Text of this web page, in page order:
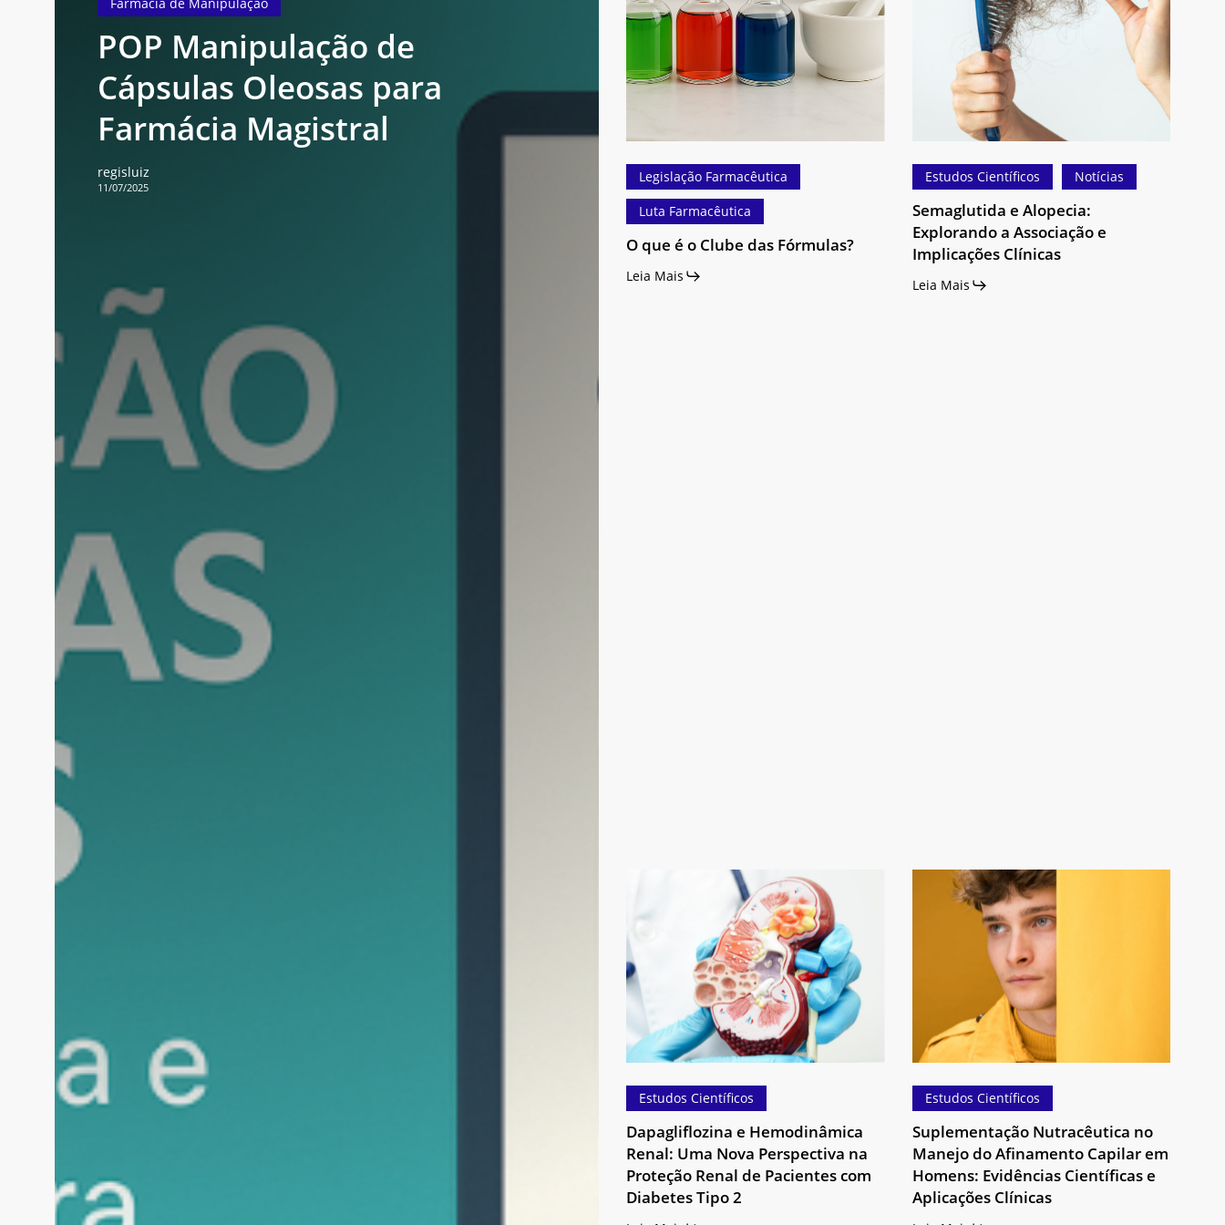
Nenhum produto no carrinho.
Go To Shop
Farmácia
Magistral
POP Manipulação de
Cápsulas Oleosas para
Farmácia Magistral
regisluiz
11/07/2025
é
das
Legislação Farmacêutica
Luta Farmacêutica
O que é o Clube das Fórmulas?
Leia Mais
Explorando
Associação
Implicações
Estudos Científicos
Notícias
Semaglutida e Alopecia:
Explorando a Associação e
Implicações Clínicas
Leia Mais
Renal:
Uma
Nova
Perspectiva
na
Renal
de
Pacientes
com
Diabetes
Estudos Científicos
Dapagliflozina e Hemodinâmica
Renal: Uma Nova Perspectiva na
Proteção Renal de Pacientes com
Diabetes Tipo 2
Suplementação
Nutracêutica
Capilar
em
Evidências
Científicas
e
Aplicações
Clínicas
Estudos Científicos
Suplementação Nutracêutica no
Manejo do Afinamento Capilar em
Homens: Evidências Científicas e
Aplicações Clínicas